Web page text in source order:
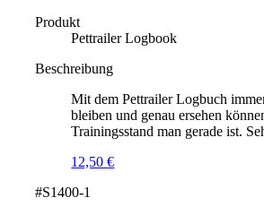
Produkt
Pettrailer Logbook
Beschreibung
Mit dem Pettrailer Logbuch
bleiben und genau ersehen
Trainingsstand man gerade ist.
12,50€
#S1400-1